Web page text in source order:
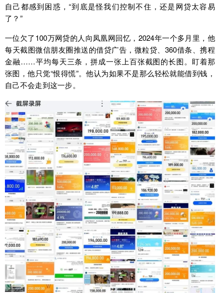
自己都感到困惑，“到底是怪我们控制不住，还是网贷太容易
了？”
一位欠了100万网贷的人向凤凰网回忆，2024年一个多月里，他
每天截图微信朋友圈推送的借贷广告，微粒贷、360借条、携程
金融……平均每天三条，拼成一张上百张截图的长图。盯着那
张图，他只觉“恨得慌”。他认为如果不是那么轻松就能借到钱，
自己不会走到这一步。